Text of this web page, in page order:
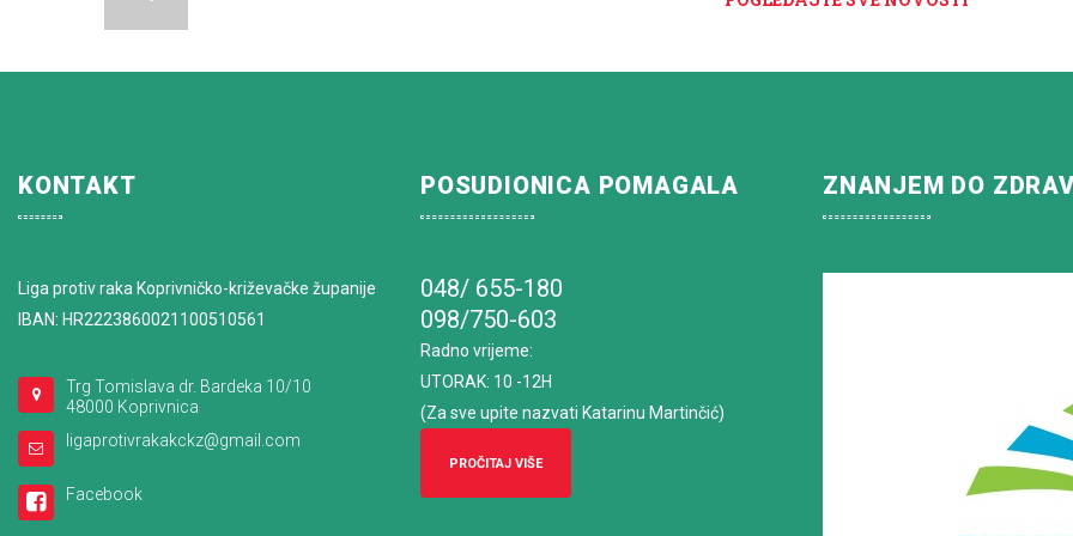
KONTAKT
Liga protiv raka Koprivničko-križevačke županije
IBAN: HR2223860021100510561
Trg Tomislava dr. Bardeka 10/10
48000 Koprivnica
ligaprotivrakakckz@gmail.com
Facebook
POSUDIONICA POMAGALA
048/ 655-180
098/750-603
Radno vrijeme:
UTORAK: 10 -12H
(Za sve upite nazvati Katarinu Martinčić)
PROČITAJ VIŠE
ZNANJEM DO